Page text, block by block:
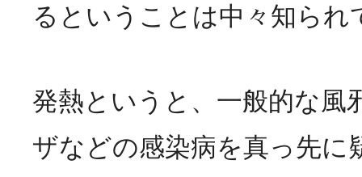
るということは中々知られ
発熱というと、一般的な風
ザなどの感染病を真っ先に